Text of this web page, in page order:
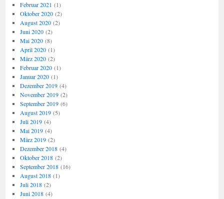
Februar 2021 (1)
Oktober 2020(2)
August 2020(2)
Juni 2020(2)
Mai 2020(8)
April 2020(1)
März 2020(2)
Februar 2020(1)
Januar 2020(1)
Dezember 2019(4)
November 2019(2)
September 2019(6)
August 2019(5)
Juli 2019(4)
Mai 2019(4)
März 2019(2)
Dezember 2018(4)
Oktober 2018(2)
September 2018(16)
August 2018(1)
Juli 2018(2)
Juni 2018(4)